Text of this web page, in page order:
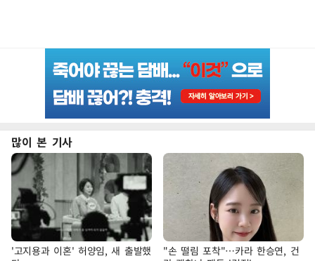
많이 본 기사
'고지용과 이혼' 허양임, 새 출발했
"손 떨림 포착"…카라 한승연, 건